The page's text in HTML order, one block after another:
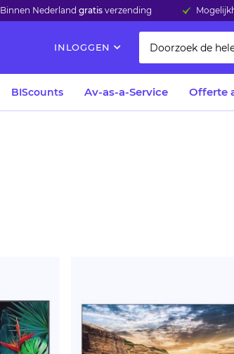
Binnen Nederlandgratis verzending
INLOGGEN
BIScounts Av-as-a-Service Offerte